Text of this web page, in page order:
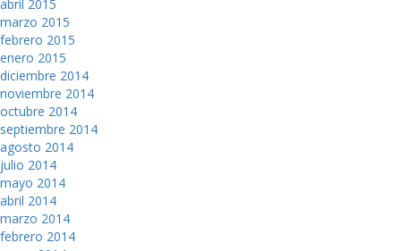
abril 2015
marzo 2015
febrero 2015
enero 2015
diciembre 2014
noviembre 2014
octubre 2014
septiembre 2014
agosto 2014
julio 2014
mayo 2014
abril 2014
marzo 2014
febrero 2014